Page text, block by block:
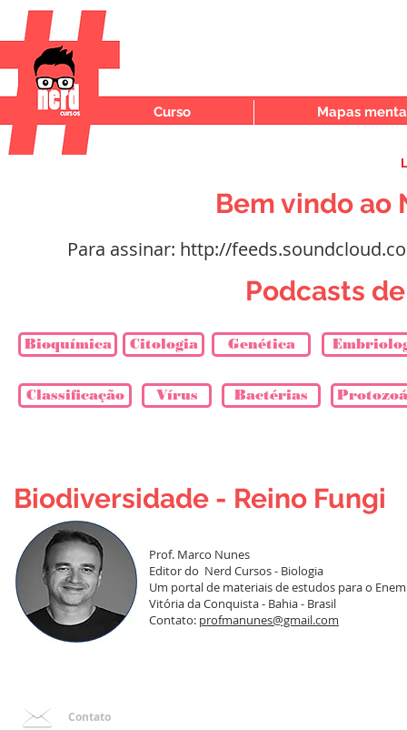
Curso Mapas
Bem vindo ao
Para assinar: http://
Podcasts
Bioquímica Citologia Genética
Classificação Vírus Bactérias
Biodiversidade - Reino Fungi
Prof. Marco Nunes
Editor do Nerd Cursos - Biologia
Um portal de materiais de estudos para o
Vitória da Conquista - Bahia - Brasil
Contato: profmanunes@gmail.com
Contato